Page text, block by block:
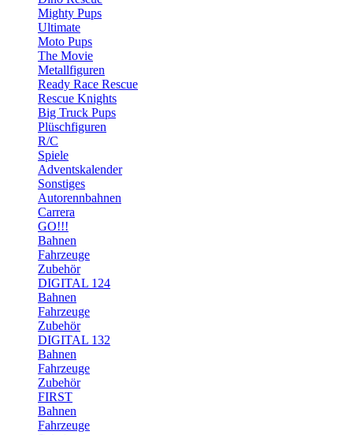
Mighty Pups
Ultimate
Moto Pups
The Movie
Metallfiguren
Ready Race Rescue
Rescue Knights
Big Truck Pups
Plüschfiguren
R/C
Spiele
Adventskalender
Sonstiges
Autorennbahnen
Carrera
GO!!!
Bahnen
Fahrzeuge
Zubehör
DIGITAL 124
Bahnen
Fahrzeuge
Zubehör
DIGITAL 132
Bahnen
Fahrzeuge
Zubehör
FIRST
Bahnen
Fahrzeuge